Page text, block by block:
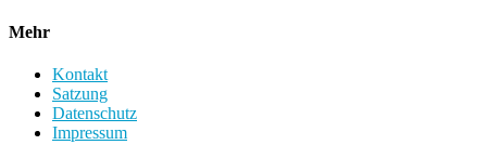
Mehr
Kontakt
Satzung
Datenschutz
Impressum